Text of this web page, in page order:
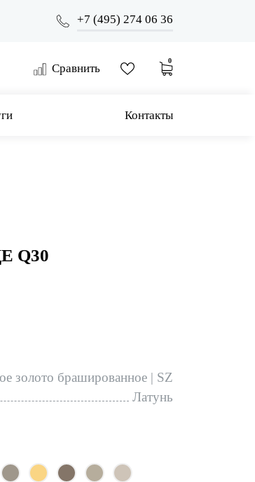
+7 (495) 274 06 36
Сравнить
0
Контакты
Q30
золото брашированное | SZ
Латунь